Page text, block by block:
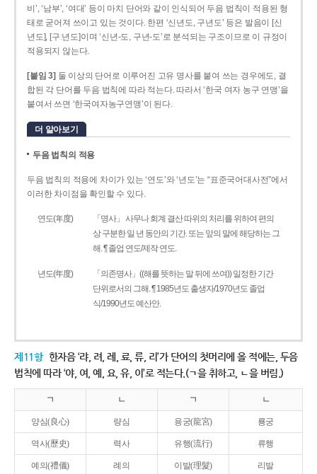
비’, ‘남부’, ‘여대’ 등이 마치 단어와 같이 인식되어 두음 법칙이 적용된 형
태로 굳어져 쓰이고 있는 것이다. 한편 ‘신년도, 구년도’ 등은 발음이 [신
년도], [구ː년도]이며 ‘신년­-도, 구년-­도’로 분석되는 구조이므로 이 규정이
적용되지 않는다.
[붙임 3] 둘 이상의 단어로 이루어진 고유 명사를 붙여 쓰는 경우에도, 결
합된 각 단어를 두음 법칙에 따라 적는다. 따라서 ‘한국 여자 농구 연맹’을
붙여서 쓰면 ‘한국여자농구연맹’이 된다.
더 알아보기
두음 법칙의 적용
두음 법칙의 적용에 차이가 있는 ‘연도’와 ‘년도’는 “표준국어대사전”에서
이러한 차이점을 확인할 수 있다.
연도(年度)
「명사」 사무나 회계 결산 따위의 처리를 위하여 편의
상 구분한 일 년 동안의 기간. 또는 앞의 말에 해당하는 그
해. ¶ 졸업 연도/제작 연도.
년도(年度)
「의존명사」((해를 뜻하는 말 뒤에 쓰여)) 일정한 기간
단위로서의 그해. ¶ 1985년도 출생자/1970년도 졸업
식/1990년도 예산안.
제11항 한자음 ‘랴, 려, 례, 료, 류, 리’가 단어의 첫머리에 올 적에는, 두음
법칙에 따라 ‘야, 여, 예, 요, 유, 이’로 적는다.(ㄱ을 취하고, ㄴ을 버림.)
ㄱ ㄴ ㄱ ㄴ
양심(良心) 량심 용궁(龍宮) 룡궁
역사(歷史) 력사 유행(流行) 류행
예의(禮儀) 례의 이발(理髮) 리발